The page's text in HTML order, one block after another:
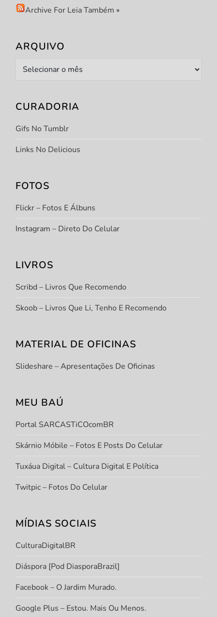
tArchive For Leia Também »
ARQUIVO
Arquivo
CURADORIA
Gifs No Tumblr
Links No Delicious
FOTOS
Flickr – Fotos E Álbuns
Instagram – Direto Do Celular
LIVROS
Scribd – Livros Que Recomendo
Skoob – Livros Que Li, Tenho E Recomendo
MATERIAL DE OFICINAS
Slideshare – Apresentações De Oficinas
MEU BAÚ
Portal SARCASTiCOcomBR
Skárnio Móbile – Fotos E Posts Do Celular
Tuxáua Digital – Cultura Digital E Política
Twitpic – Fotos Do Celular
MÍDIAS SOCIAIS
CulturaDigitalBR
Diáspora [Pod DiasporaBrazil]
Facebook – O Jardim Murado.
Google Plus – Estou. Mais Ou Menos.